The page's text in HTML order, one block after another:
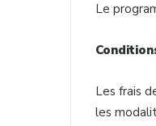
Le
Les frais
les